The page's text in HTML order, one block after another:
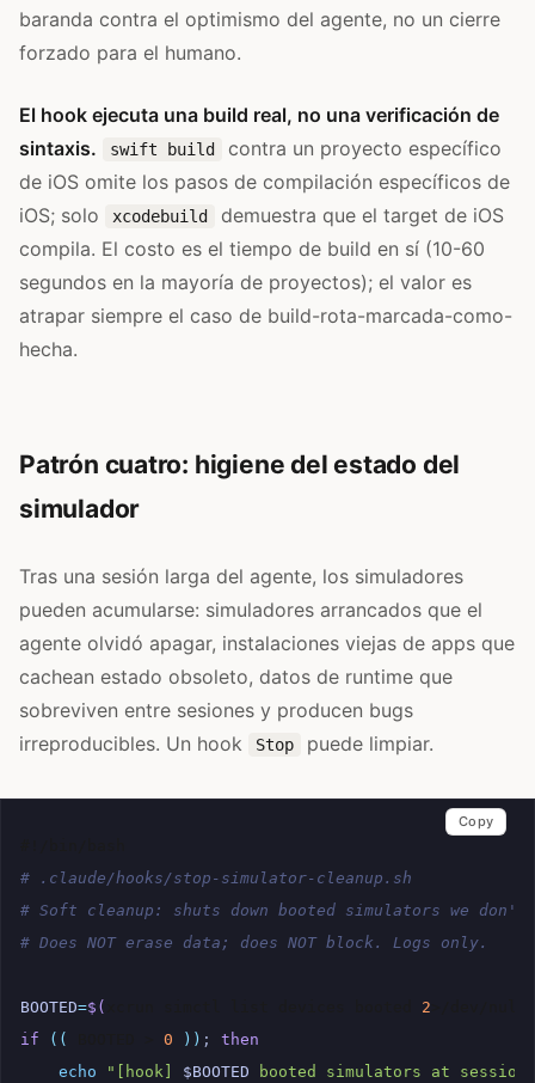
baranda contra el optimismo del agente, no un cierre
forzado para el humano.
El hook ejecuta una build real, no una verificación de
sintaxis.
swift build
contra un proyecto específico
de iOS omite los pasos de compilación específicos de
iOS; solo
xcodebuild
demuestra que el target de iOS
compila. El costo es el tiempo de build en sí (10-60
segundos en la mayoría de proyectos); el valor es
atrapar siempre el caso de build-rota-marcada-como-
hecha.
Patrón cuatro: higiene del estado del
simulador
Tras una sesión larga del agente, los simuladores
pueden acumularse: simuladores arrancados que el
agente olvidó apagar, instalaciones viejas de apps que
cachean estado obsoleto, datos de runtime que
sobreviven entre sesiones y producen bugs
irreproducibles. Un hook
Stop puede limpiar.
# .claude/hooks/stop-simulator-cleanup.sh
# Soft cleanup: shuts down booted simulators we don't
# Does NOT erase data; does NOT block. Logs only.
BOOTED=$( 2
if
(( 0 )) ;
then
echo
"[hook] $BOOTED booted simulators at session
Copy